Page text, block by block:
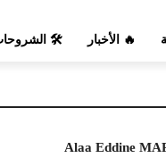
🔥 الأخبار 🛠️
Alaa Eddine